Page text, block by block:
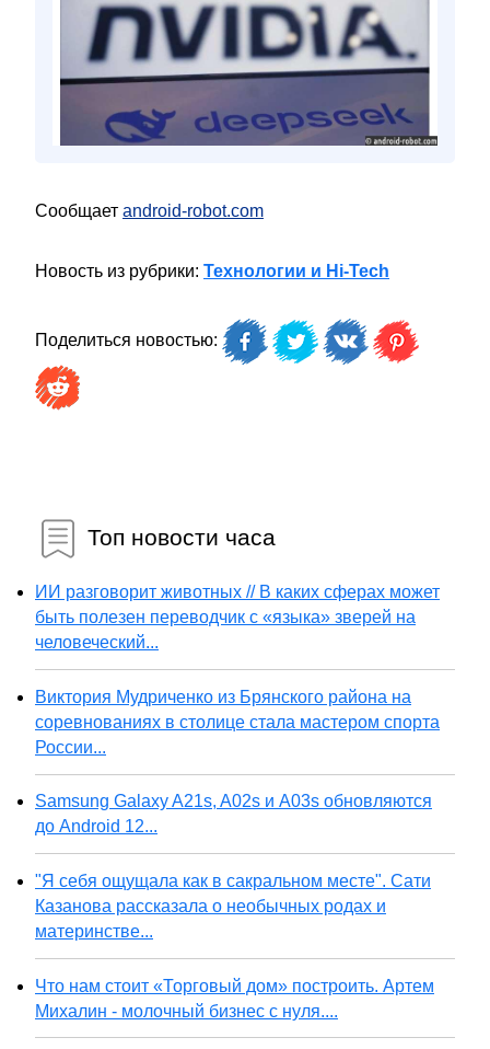
Сообщает android-robot.com
Новость из рубрики: Технологии и Hi-Tech
Поделиться новостью:
Топ новости часа
ИИ разговорит животных // В каких сферах может
быть полезен переводчик с «языка» зверей на
человеческий...
Виктория Мудриченко из Брянского района на
соревнованиях в столице стала мастером спорта
России...
Samsung Galaxy A21s, A02s и A03s обновляются
до Android 12...
"Я себя ощущала как в сакральном месте". Сати
Казанова рассказала о необычных родах и
материнстве...
Что нам стоит «Торговый дом» построить. Артем
Михалин - молочный бизнес с нуля....